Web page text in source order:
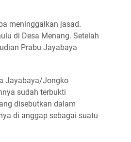
meninggalkan jasad.
di Desa Menang. Setelah
Prabu Jayabaya
Jayabaya/Jongko
sudah terbukti
disebutkan dalam
di anggap sebagai suatu